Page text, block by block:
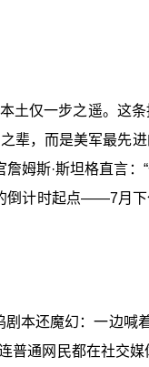
土仅一步之遥。这
辈，而是美军最先
姆斯·斯坦格直言：
倒计时起点——7月
本还魔幻：一边喊
通网民都在社交媒